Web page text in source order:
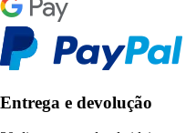
Entrega e devolução